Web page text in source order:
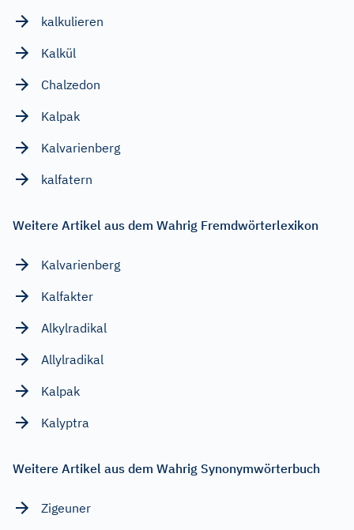
kalkulieren
Kalkül
Chalzedon
Kalpak
Kalvarienberg
kalfatern
Weitere Artikel aus dem Wahrig Fremdwörterlexikon
Kalvarienberg
Kalfakter
Alkylradikal
Allylradikal
Kalpak
Kalyptra
Weitere Artikel aus dem Wahrig Synonymwörterbuch
Zigeuner